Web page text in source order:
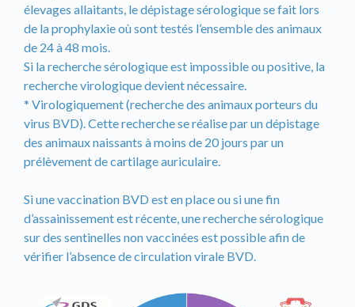
élevages allaitants, le dépistage sérologique se fait lors
de la prophylaxie où sont testés l’ensemble des animaux
de 24 à 48 mois.
Si la recherche sérologique est impossible ou positive, la
recherche virologique devient nécessaire.
* Virologiquement (recherche des animaux porteurs du
virus BVD). Cette recherche se réalise par un dépistage
des animaux naissants à moins de 20 jours par un
prélèvement de cartilage auriculaire.
Si une vaccination BVD est en place ou si une fin
d’assainissement est récente, une recherche sérologique
sur des sentinelles non vaccinées est possible afin de
vérifier l’absence de circulation virale BVD.